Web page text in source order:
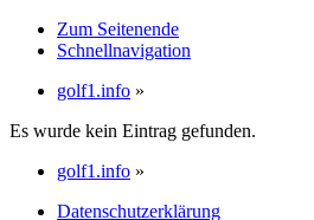
Zum Seitenende
Schnellnavigation
golf1.info »
Es wurde kein Eintrag gefunden.
golf1.info »
Datenschutzerklärung